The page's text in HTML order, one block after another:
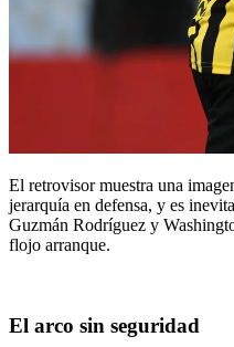
El retrovisor muestra una
jerarquía en defensa, y es
Guzmán Rodríguez y
flojo arranque.
El arco sin seguridad